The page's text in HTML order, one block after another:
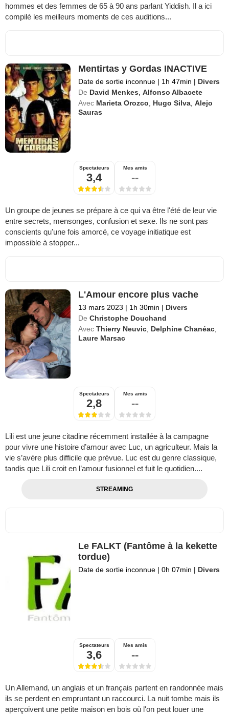
hommes et des femmes de 65 à 90 ans parlant Yiddish. Il a ici
compilé les meilleurs moments de ces auditions...
Mentirtas y Gordas INACTIVE
Date de sortie inconnue | 1h 47min | Divers
De David Menkes ,Alfonso Albacete
Avec Marieta Orozco Hugo Silva ,Alejo
Sauras
Spectateurs
3,4
Mes amis
--
Un groupe de jeunes se prépare à ce qui va être l'été de leur vie
entre secrets, mensonges, confusion et sexe. Ils ne sont pas
conscients qu'une fois amorcé, ce voyage initiatique est
impossible à stopper...
L'Amour encore plus vache
13 mars 2023 | 1h 30min | Divers
De Christophe Douchand
Avec Thierry Neuvic Delphine Chanéac
Laure Marsac
Spectateurs
2,8
Mes amis
--
Lili est une jeune citadine récemment installée à la campagne
pour vivre une histoire d’amour avec Luc, un agriculteur. Mais la
vie s’avère plus difficile que prévue. Luc est du genre classique,
tandis que Lili croit en l’amour fusionnel et fuit le quotidien....
STREAMING
Le FALKT (Fantôme à la kekette
tordue)
Date de sortie inconnue | 0h 07min | Divers
Spectateurs
3,6
Mes amis
--
Un Allemand, un anglais et un français partent en randonnée mais
ils se perdent en empruntant un raccourci. La nuit tombe mais ils
aperçoivent une petite maison en bois où l'on peut louer une